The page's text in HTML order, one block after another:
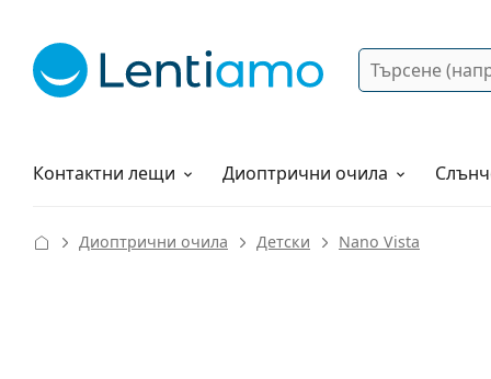
Търсене
Контактни лещи
Разтвори Диоптрични очила
Как да поръчам?
Диоптрични очила Детски Nano Vista